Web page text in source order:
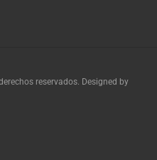
reservados. Designed by